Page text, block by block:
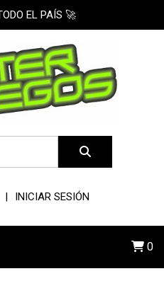
EL PAÍS 🚀
INICIAR SESIÓN
0